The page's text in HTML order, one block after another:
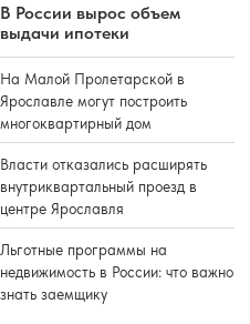
В России вырос объем
выдачи ипотеки
На Малой Пролетарской в
Ярославле могут построить
многоквартирный дом
Власти отказались расширять
внутриквартальный проезд в
центре Ярославля
Льготные программы на
недвижимость в России: что важно
знать заемщику